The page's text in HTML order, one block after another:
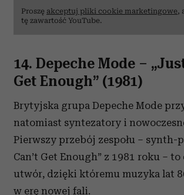
Proszę akceptuj pliki cookie marketingowe,
tę zawartość YouTube.
14. Depeche Mode –
Get Enough” (1981)
Brytyjska grupa Depeche Mode
natomiast syntezatory i
Pierwszy przebój zespołu – synth-
Can’t Get Enough” z 1981 roku –
utwór, dzięki któremu muzyka lat
w erę nowej fali.